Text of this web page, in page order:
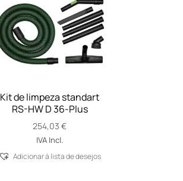
Kit de limpeza standart
RS-HW D 36-Plus
254,03€
IVA Incl.
Adicionar á lista de desejos